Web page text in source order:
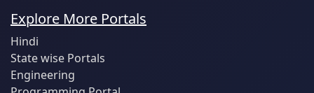
Explore More Portals
Hindi
State wise Portals
Engineering